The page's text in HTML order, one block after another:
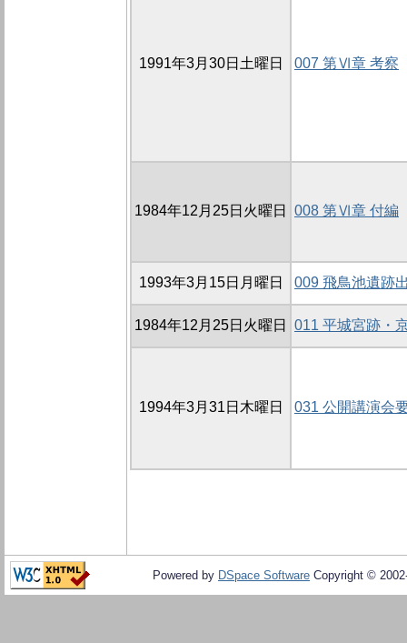
1991年3月30日土曜日 007 第Ⅵ章 考察
1984年12月25日火曜日 008 第Ⅵ章 付編
1993年3月15日月曜日 009 飛鳥池遺跡
1984年12月25日火曜日 011 平城宮跡・
1994年3月31日木曜日 031 公開講演会
Powered by DSpace Software Copyright ©